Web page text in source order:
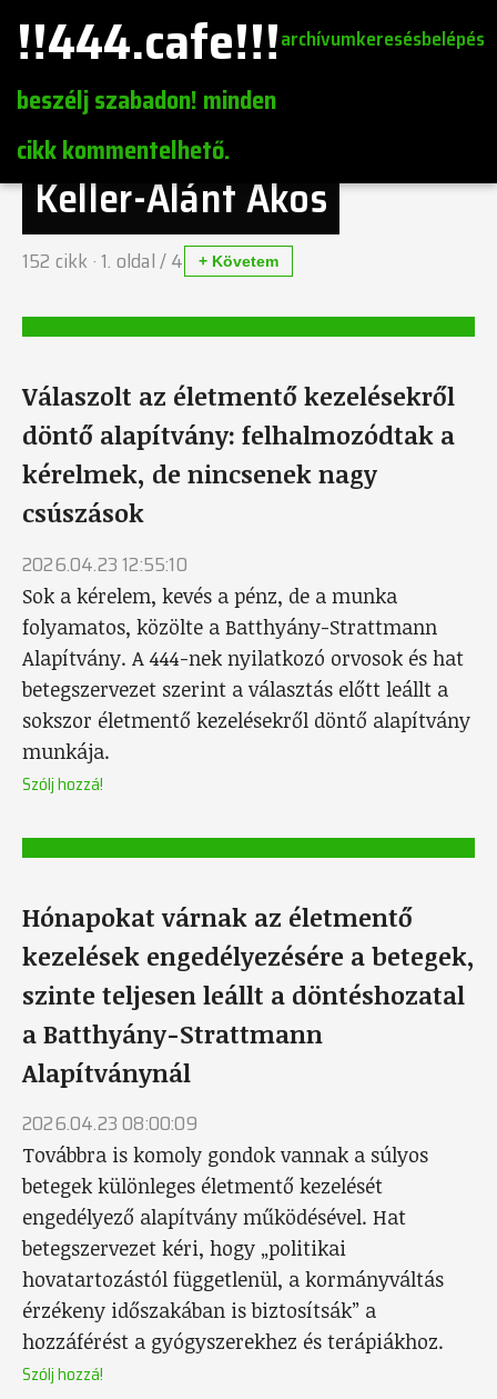
!!444.cafe!!!
beszélj szabadon! minden
cikk kommentelhető.
archívumkeresésbelépés
Keller-Alánt Ákos
152 cikk · 1. oldal /4 + Követem
Válaszolt az életmentő kezelésekről
döntő alapítvány: felhalmozódtak a
kérelmek, de nincsenek nagy
csúszások
2026.04.23 12:55:10
Sok a kérelem, kevés a pénz, de a munka
folyamatos, közölte a Batthyány-Strattmann
Alapítvány. A 444-nek nyilatkozó orvosok és hat
betegszervezet szerint a választás előtt leállt a
sokszor életmentő kezelésekről döntő alapítvány
munkája.
Szólj hozzá!
Hónapokat várnak az életmentő
kezelések engedélyezésére a betegek,
szinte teljesen leállt a döntéshozatal
a Batthyány-Strattmann
Alapítványnál
2026.04.23 08:00:09
Továbbra is komoly gondok vannak a súlyos
betegek különleges életmentő kezelését
engedélyező alapítvány működésével. Hat
betegszervezet kéri, hogy „politikai
hovatartozástól függetlenül, a kormányváltás
érzékeny időszakában is biztosítsák” a
hozzáférést a gyógyszerekhez és terápiákhoz.
Szólj hozzá!